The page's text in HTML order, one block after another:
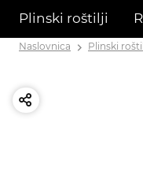
Plinski roštilji
Naslovnica Plinski